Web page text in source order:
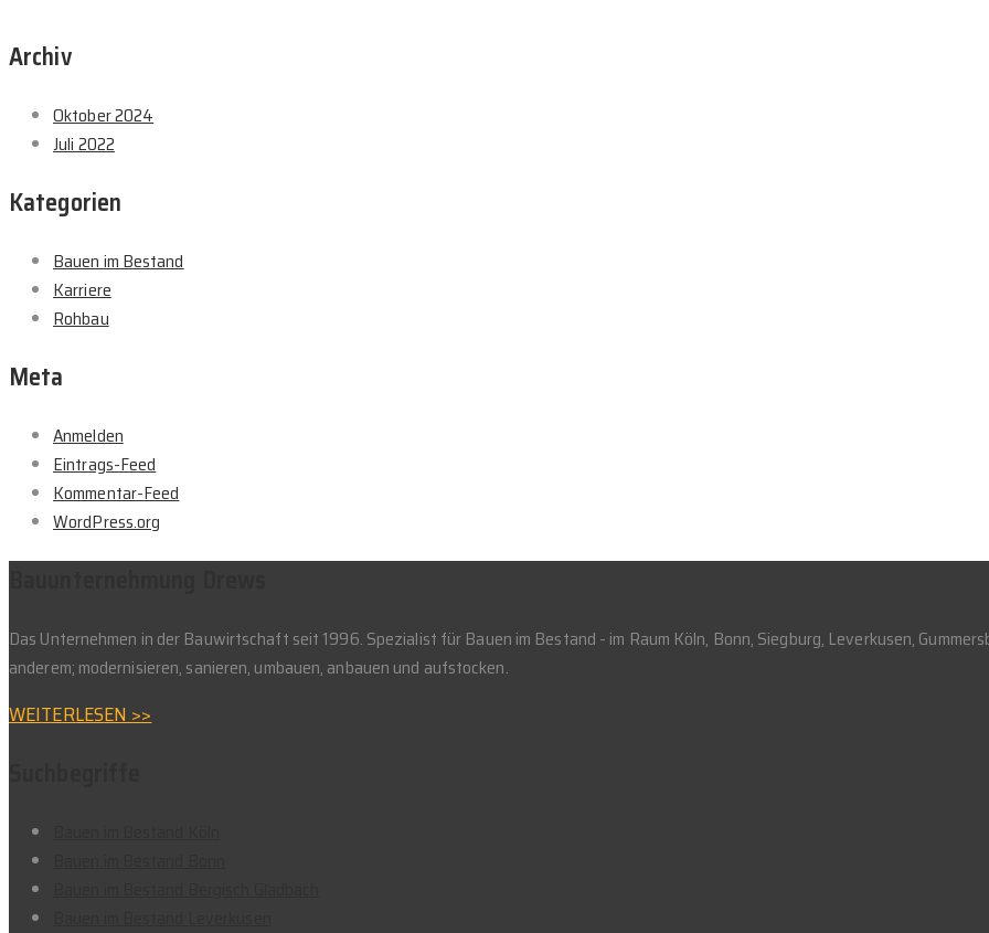
Archiv
Oktober 2024
Juli 2022
Kategorien
Bauen im Bestand
Karriere
Rohbau
Meta
Anmelden
Eintrags-Feed
Kommentar-Feed
WordPress.org
Das Unternehmen in der Bauwirtschaft seit 1996. Spezialist für Bauen im Bestand - im Raum Köln, Bonn, Siegburg, Leverkusen,
anderem; modernisieren, sanieren, umbauen, anbauen und aufstocken.
WEITERLESEN >>